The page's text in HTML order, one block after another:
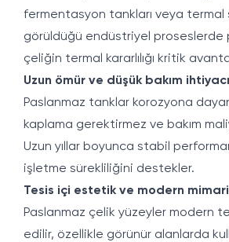
fermentasyon tankları veya termal
görüldüğü endüstriyel proseslerde
çeliğin termal kararlılığı kritik
Uzun ömür ve düşük bakım
Paslanmaz tanklar korozyona
kaplama gerektirmez ve bakım
Uzun yıllar boyunca stabil
işletme sürekliliğini destekler.
Tesis içi estetik ve modern
Paslanmaz çelik yüzeyler modern
edilir, özellikle görünür alanlarda